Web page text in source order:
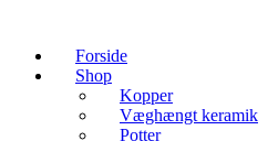
Forside
Shop
Kopper
Væghængt keramik
Potter